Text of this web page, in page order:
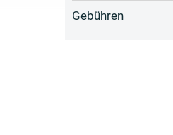
Gebühren